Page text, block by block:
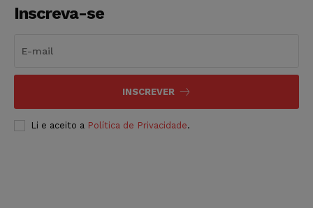
Inscreva-se
INSCREVER
Li e aceito a Política de Privacidade.